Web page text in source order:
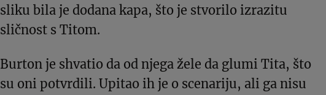
sliku bila je dodana kapa, što je stvorilo izrazitu
sličnost s Titom.
Burton je shvatio da od njega žele da glumi Tita, što
su oni potvrdili. Upitao ih je o scenariju, ali ga nisu